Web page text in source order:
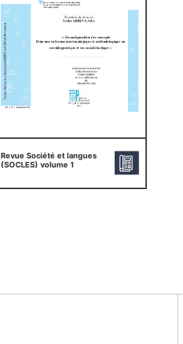
Revue Société et langues
(SOCLES) volume 1